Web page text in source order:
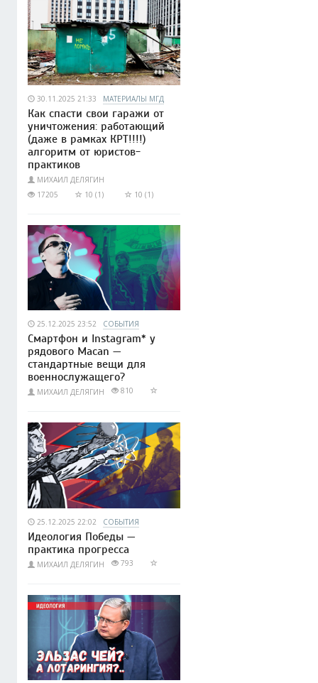
30.11.2025 21:33 МАТЕРИАЛЫ МГД
Как спасти свои гаражи от
уничтожения: работающий
(даже в рамках КРТ!!!!)
алгоритм от юристов-
практиков
МИХАИЛ ДЕЛЯГИН
17205
10 (1) 10 (1)
25.12.2025 23:52 СОБЫТИЯ
Смартфон и Instagram* у
рядового Macan —
стандартные вещи для
военнослужащего?
МИХАИЛ ДЕЛЯГИН 810
25.12.2025 22:02 СОБЫТИЯ
Идеология Победы —
практика прогресса
МИХАИЛ ДЕЛЯГИН 793